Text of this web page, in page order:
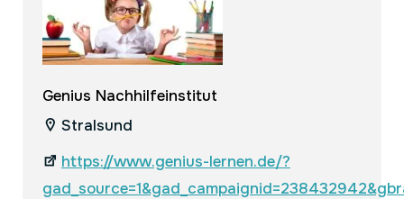
Genius Nachhilfeinstitut
Stralsund
https://www.genius-lernen.de/?